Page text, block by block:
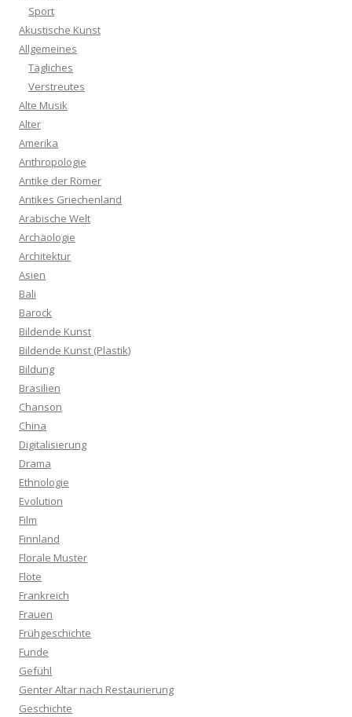
Sport
Akustische Kunst
Allgemeines
Tägliches
Verstreutes
Alte Musik
Alter
Amerika
Anthropologie
Antike der Römer
Antikes Griechenland
Arabische Welt
Archäologie
Architektur
Asien
Bali
Barock
Bildende Kunst
Bildende Kunst (Plastik)
Bildung
Brasilien
Chanson
China
Digitalisierung
Drama
Ethnologie
Evolution
Film
Finnland
Florale Muster
Flöte
Frankreich
Frauen
Frühgeschichte
Funde
Gefühl
Genter Altar nach Restaurierung
Geschichte